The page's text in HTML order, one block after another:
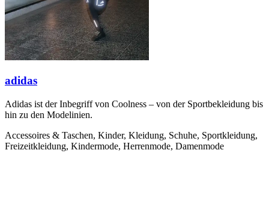
adidas
Adidas ist der Inbegriff von Coolness – von der Sportbekleidung bis
hin zu den Modelinien.
Accessoires & Taschen, Kinder, Kleidung, Schuhe, Sportkleidung,
Freizeitkleidung, Kindermode, Herrenmode, Damenmode